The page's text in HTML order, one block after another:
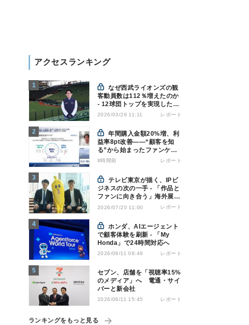
アクセスランキング
なぜ西武ライオンズの観
客動員数は112％増えたのか
- 12球団トップを実現した戦
略の全貌
2026/03/26 11:11 レポート
年間購入金額20%増、利
益率8pt改善——“顧客を知
る”から始まったファンケル
の通販変革と、次に見据える
8時間前 レポート
テレビ東京が描く、IPビ
ジネスの次の一手 - 「作品と
ファンに向き合う」海外展開
とは
2026/07/20 11:00 レポート
ホンダ、AIエージェント
で顧客体験を刷新 - 「My
Honda」で24時間対応へ
2026/06/11 08:49 レポート
セブン、店舗を「視聴率15%
のメディア」へ 電通・サイ
バーと新会社
2026/06/11 15:45 レポート
ランキングをもっと見る